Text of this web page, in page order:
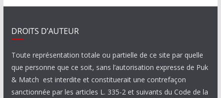
DROITS D’AUTEUR
Toute représentation totale ou partielle de ce site par quelle
que personne que ce soit, sans l’autorisation expresse de Puk
& Match est interdite et constituerait une contrefaçon
sanctionnée par les articles L. 335-2 et suivants du Code de la